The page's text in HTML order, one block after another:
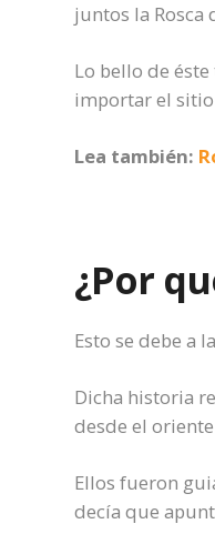
juntos la Rosca
Lo bello de
importar el
Lea también:
¿Por
Esto se debe a
Dicha historia
desde el
Ellos fueron
decía que